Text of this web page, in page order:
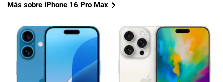
Más sobre iPhone 16 Pro Max